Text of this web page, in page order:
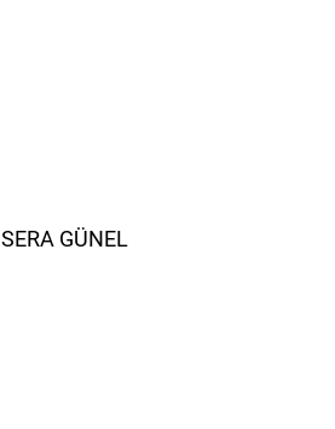
SERA GÜNEL